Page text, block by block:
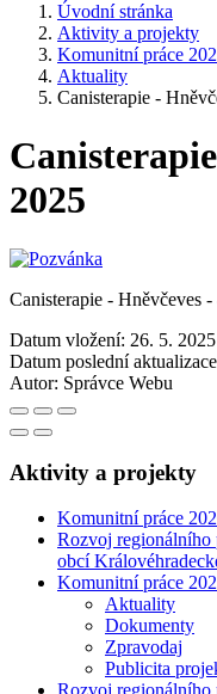
Úvodní stránka
Aktivity a projekty
Komunitní práce
Aktuality
Canisterapie -
2025
Canisterapie - Hněvčeves
Datum vložení: 26. 5.
Datum poslední
Autor: Správce Webu
Aktivity a projekty
Komunitní práce
Rozvoj regionálního
obcí
Komunitní práce
Aktuality
Dokumenty
Zpravodaj
Publicita